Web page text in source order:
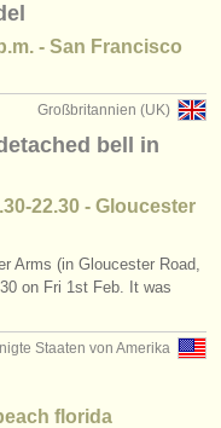
- San Francisco
Großbritannien (UK)
bell in
22.30 - Gloucester
Arms (in Gloucester Road,
on Fri 1st Feb. It was
Staaten von Amerika
florida